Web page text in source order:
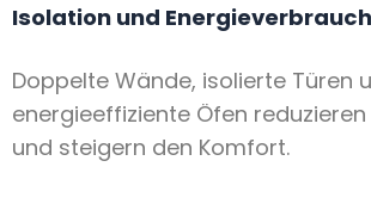
Isolation und
Doppelte Wände, isolierte Türen
energieeffiziente Öfen reduzieren
und steigern den Komfort.